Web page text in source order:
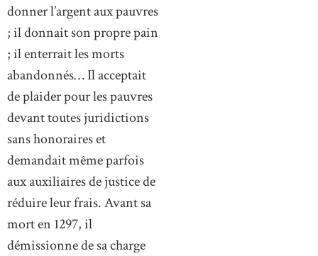
donner l’argent aux pauvres
; il donnait son propre pain
; il enterrait les morts
abandonnés… Il acceptait
de plaider pour les pauvres
devant toutes juridictions
sans honoraires et
demandait même parfois
aux auxiliaires de justice de
réduire leur frais. Avant sa
mort en 1297, il
démissionne de sa charge